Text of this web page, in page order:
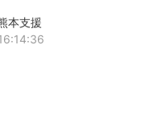
本支援